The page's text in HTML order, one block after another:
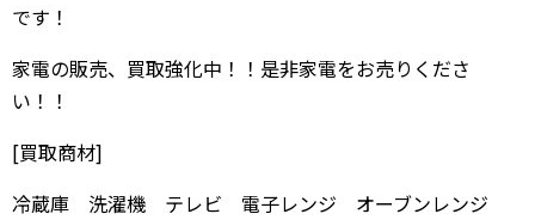
です！
家電の販売、買取強化中！！是非家電をお売りくださ
い！！
[買取商材]
冷蔵庫 洗濯機 テレビ 電子レンジ オーブンレンジ